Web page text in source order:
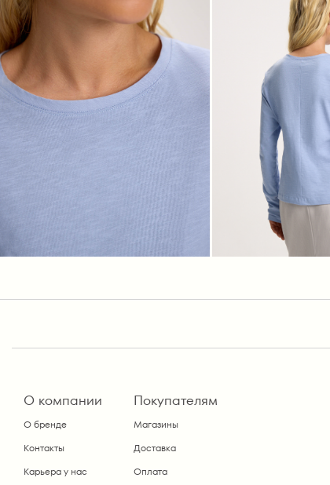
О компании
О бренде
Контакты
Карьера у нас
Покупателям
Магазины
Доставка
Оплата